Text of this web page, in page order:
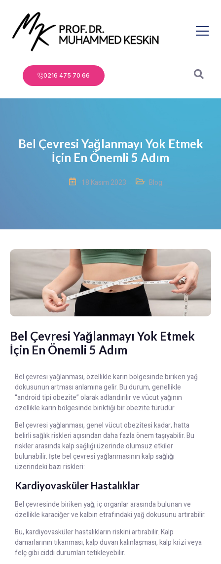
0216 475 70 66
Bel Çevresi Yağlanmayı Yok Etmek
İçin En Önemli 5 Adım
18 Kasım 2023 Blog
Bel Çevresi Yağlanmayı Yok Etmek
İçin En Önemli 5 Adım
Bel çevresi yağlanması, özellikle karın bölgesinde biriken yağ
dokusunun artması anlamına gelir. Bu durum, genellikle
“android tipi obezite” olarak adlandırılır ve vücut yağının
özellikle karın bölgesinde biriktiği bir obezite türüdür.
Bel çevresi yağlanması, genel vücut obezitesi kadar, hatta
belirli sağlık riskleri açısından daha fazla önem taşıyabilir. Bu
riskler arasında kalp sağlığı üzerinde olumsuz etkiler
bulunabilir. İşte bel çevresi yağlanmasının kalp sağlığı
üzerindeki bazı riskleri:
Kardiyovasküler Hastalıklar
Bel çevresinde biriken yağ, iç organlar arasında bulunan ve
özellikle karaciğer ve kalbin etrafındaki yağ dokusunu artırabilir.
Bu, kardiyovasküler hastalıkların riskini artırabilir. Kalp
damarlarının tıkanması, kalp duvarı kalınlaşması, kalp krizi veya
felç gibi ciddi durumları tetikleyebilir.